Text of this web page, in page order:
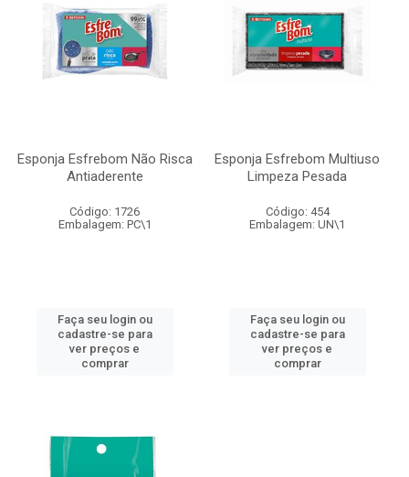
Esponja Esfrebom Não Risca
Antiaderente
Código: 1726
Embalagem: PC\1
Faça seu login ou
cadastre-se para
ver preços e
comprar
Esponja Esfrebom Multiuso
Limpeza Pesada
Código: 454
Embalagem: UN\1
Faça seu login ou
cadastre-se para
ver preços e
comprar